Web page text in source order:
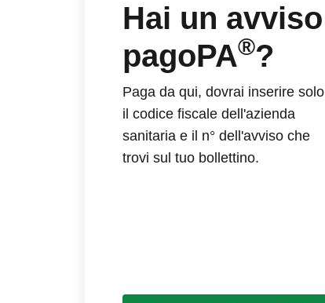
Hai un avviso
pagoPA®?
Paga da qui, dovrai inserire solo
il codice fiscale dell'azienda
sanitaria e il n° dell'avviso che
trovi sul tuo bollettino.